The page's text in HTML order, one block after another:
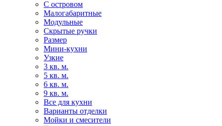
С островом
Малогабаритные
Модульные
Скрытые ручки
Размер
Мини-кухни
Узкие
3 кв. м.
5 кв. м.
6 кв. м.
9 кв. м.
Все для кухни
Варианты отделки
Мойки и смесители